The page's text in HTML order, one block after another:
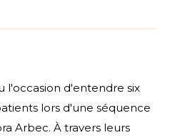
l'occasion d'entendre six
lors d'une séquence
Arbec. À travers leurs